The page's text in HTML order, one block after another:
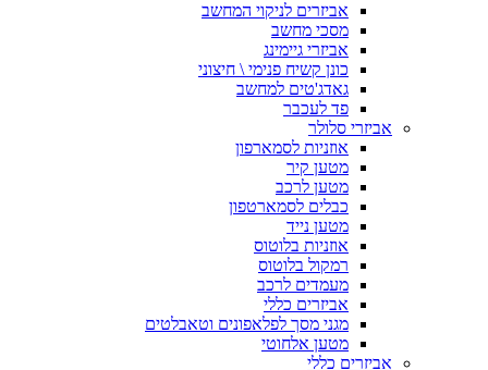
אביזרים לניקוי המחשב
מסכי מחשב
אביזרי גיימינג
כונן קשיח פנימי \ חיצוני
גאדג'טים למחשב
פד לעכבר
אביזרי סלולר
אוזניות לסמארפון
מטען קיר
מטען לרכב
כבלים לסמארטפון
מטען נייד
אוזניות בלוטוס
רמקול בלוטוס
מעמדים לרכב
אביזרים כללי
מגני מסך לפלאפונים וטאבלטים
מטען אלחוטי
אביזרים כללי